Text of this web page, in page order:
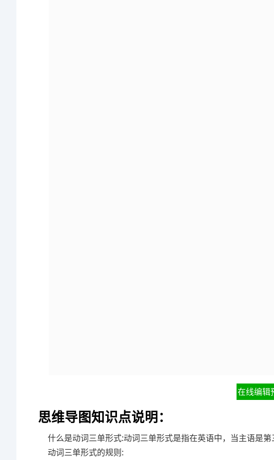
在线编辑
思维导图知识点说明：
什么是动词三单形式:动词三单形式是指在英语中，当主语是
动词三单形式的规则: